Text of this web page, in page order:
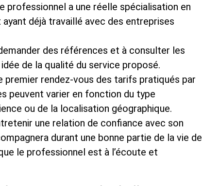
professionnel a une réelle spécialisation en
déjà travaillé avec des entreprises
des références et à consulter les
de la qualité du service proposé.
premier rendez-vous des tarifs pratiqués par
peuvent varier en fonction du type
ou de la localisation géographique.
une relation de confiance avec son
durant une bonne partie de la vie de
le professionnel est à l’écoute et